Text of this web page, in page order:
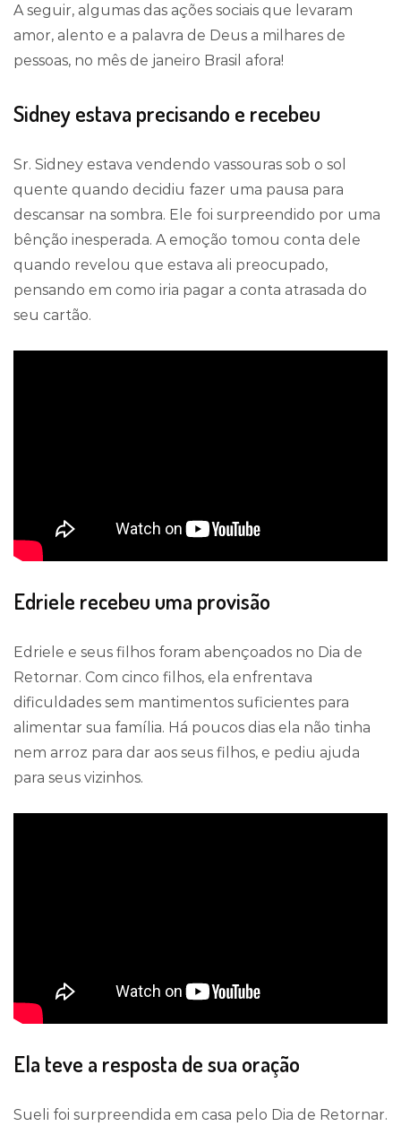
A seguir, algumas das ações sociais que levaram
amor, alento e a palavra de Deus a milhares de
pessoas, no mês de janeiro Brasil afora!
Sidney estava precisando e recebeu
Sr. Sidney estava vendendo vassouras sob o sol
quente quando decidiu fazer uma pausa para
descansar na sombra. Ele foi surpreendido por uma
bênção inesperada. A emoção tomou conta dele
quando revelou que estava ali preocupado,
pensando em como iria pagar a conta atrasada do
seu cartão.
Edriele recebeu uma provisão
Edriele e seus filhos foram abençoados no Dia de
Retornar. Com cinco filhos, ela enfrentava
dificuldades sem mantimentos suficientes para
alimentar sua família. Há poucos dias ela não tinha
nem arroz para dar aos seus filhos, e pediu ajuda
para seus vizinhos.
Ela teve a resposta de sua oração
Sueli foi surpreendida em casa pelo Dia de Retornar.